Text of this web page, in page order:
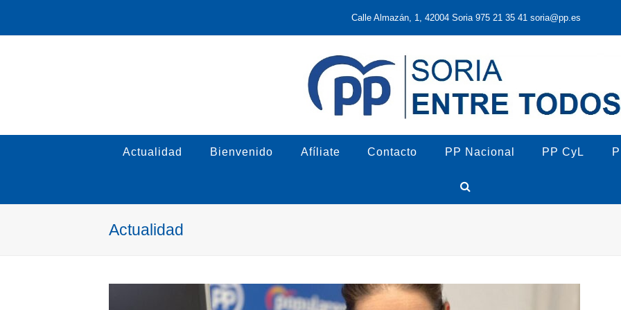
Calle Almazán, 1, 42004 Soria 975 21 35 41 soria@pp.es
Actualidad Bienvenido Afíliate Contacto PP Nacional PP CyL
Actualidad